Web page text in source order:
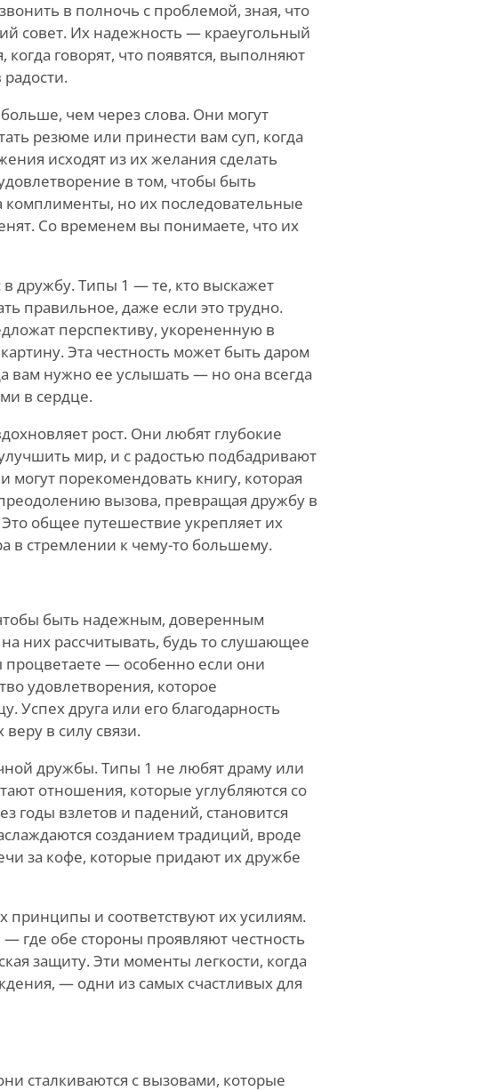
в полночь с проблемой, зная, что
совет. Их надежность — краеугольный
говорят, что появятся, выполняют
чем через слова. Они могут
резюме или принести вам суп, когда
исходят из их желания сделать
в том, чтобы быть
но их последовательные
Со временем вы понимаете, что их
дружбу. Типы 1 — те, кто выскажет
правильное, даже если это трудно.
перспективу, укорененную в
Эта честность может быть даром
вам нужно ее услышать — но она всегда
в сердце.
рост. Они любят глубокие
мир, и с радостью подбадривают
порекомендовать книгу, которая
вызова, превращая дружбу в
общее путешествие укрепляет их
в стремлении к чему-то большему.
быть надежным, доверенным
них рассчитывать, будь то слушающее
— особенно если они
удовлетворения, которое
Успех друга или его благодарность
в силу связи.
дружбы. Типы 1 не любят драму или
отношения, которые углубляются со
годы взлетов и падений, становится
созданием традиций, вроде
за кофе, которые придают их дружбе
принципы и соответствуют их усилиям.
где обе стороны проявляют честность
защиту. Эти моменты легкости, когда
— одни из самых счастливых для
сталкиваются с вызовами, которые